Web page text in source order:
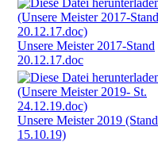
Unsere Meister 2017-Stand
20.12.17.doc
Unsere Meister 2019 (Stand
15.10.19)